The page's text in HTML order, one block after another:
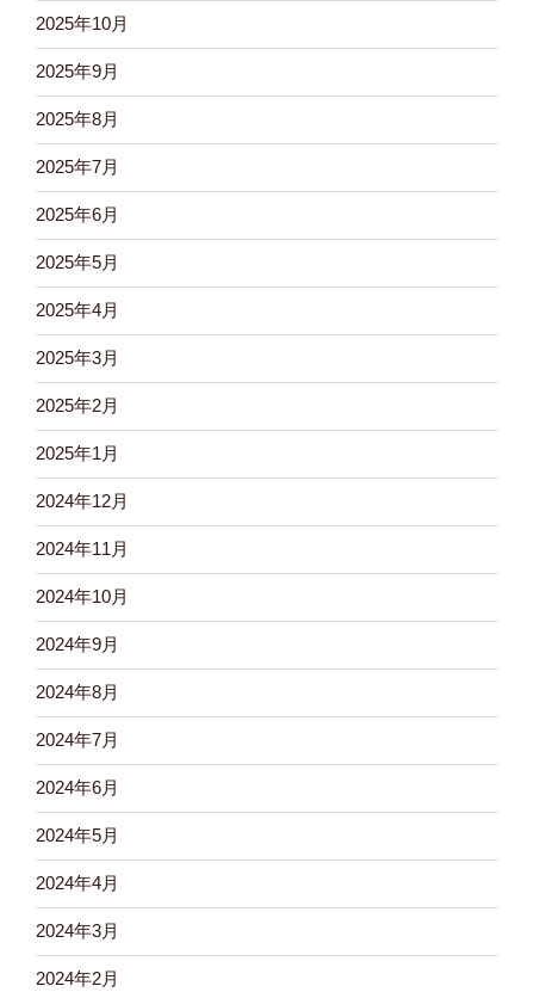
2025年10月
2025年9月
2025年8月
2025年7月
2025年6月
2025年5月
2025年4月
2025年3月
2025年2月
2025年1月
2024年12月
2024年11月
2024年10月
2024年9月
2024年8月
2024年7月
2024年6月
2024年5月
2024年4月
2024年3月
2024年2月